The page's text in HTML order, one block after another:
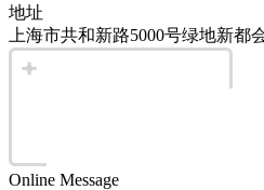
地址
上海市共和新路5000号绿地新都
Online Message